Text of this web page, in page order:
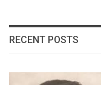
RECENT POSTS